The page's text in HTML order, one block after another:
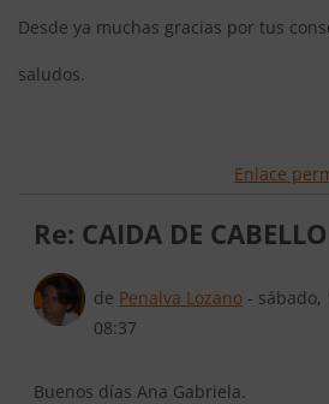
Desde ya muchas gracias por tus
saludos.
Enlace
Re: CAIDA DE CABELLO
Buenos días Ana Gabriela.
En respuesta a Usuario
de Penalva Lozano - sábado,
08:37